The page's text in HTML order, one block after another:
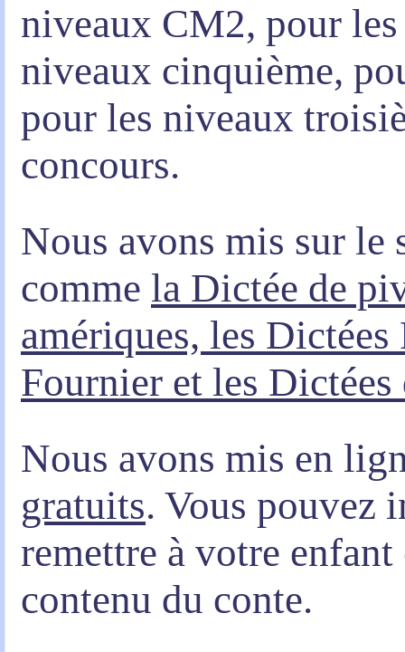
niveaux CM2, pour
niveaux cinquième,
pour les niveaux
concours.
Nous avons mis sur le
comme la Dictée de
amériques, les
Fournier et les
Nous avons mis en
gratuits. Vous pouvez
remettre à votre
contenu du conte.